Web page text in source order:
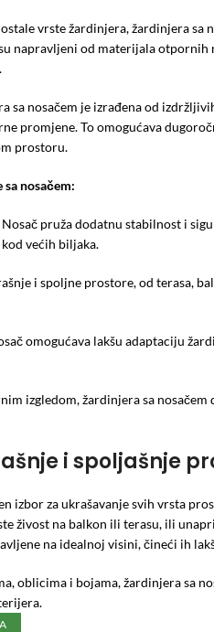
vrste žardinjera, žardinjera sa
napravljeni od materijala otpornih
sa nosačem je izrađena od
promjene. To omogućava
prostoru.
nosačem:
Nosač pruža dodatnu stabilnost i
većih biljaka.
i spoljne prostore, od terasa,
omogućava lakšu adaptaciju
izgledom, žardinjera sa
i spoljašnje
izbor za ukrašavanje svih vrsta
živost na balkon ili terasu, ili
na idealnoj visini, čineći ih
oblicima i bojama, žardinjera sa